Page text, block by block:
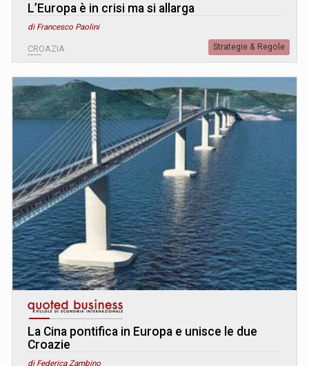
L’Europa è in crisi ma si allarga
di Francesco Paolini
CROAZIA Strategie & Regole
La Cina pontifica in Europa e unisce le due
Croazie
di Federica Zambino